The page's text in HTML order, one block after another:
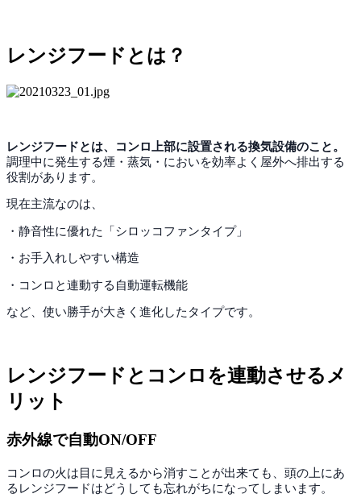
レンジフードとは？
レンジフードとは、コンロ上部に設置される換気設備のこと。
調理中に発生する煙・蒸気・においを効率よく屋外へ排出する
役割があります。
現在主流なのは、
・静音性に優れた「シロッコファンタイプ」
・お手入れしやすい構造
・コンロと連動する自動運転機能
など、使い勝手が大きく進化したタイプです。
レンジフードとコンロを連動させるメ
リット
赤外線で自動ON/OFF
コンロの火は目に見えるから消すことが出来ても、頭の上にあ
るレンジフードはどうしても忘れがちになってしまいます。